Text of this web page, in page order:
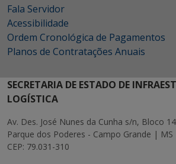
Fala Servidor
Acessibilidade
Ordem Cronológica de Pagamentos
Planos de Contratações Anuais
SECRETARIA DE ESTADO DE
LOGÍSTICA
Av. Des. José Nunes da Cunha s/n, Bloco 14
Parque dos Poderes - Campo Grande | MS
CEP: 79.031-310